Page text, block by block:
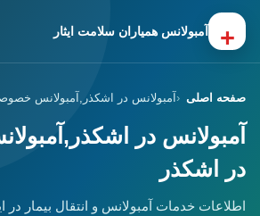
+ آمبولانس همیاران سلامت ایثار
صفحه اصلی آمبولانس در اشکذر,آمبولانس
آمبولانس در
در اشکذر
اطلاعات خدمات آمبولانس و انتقال بیمار در